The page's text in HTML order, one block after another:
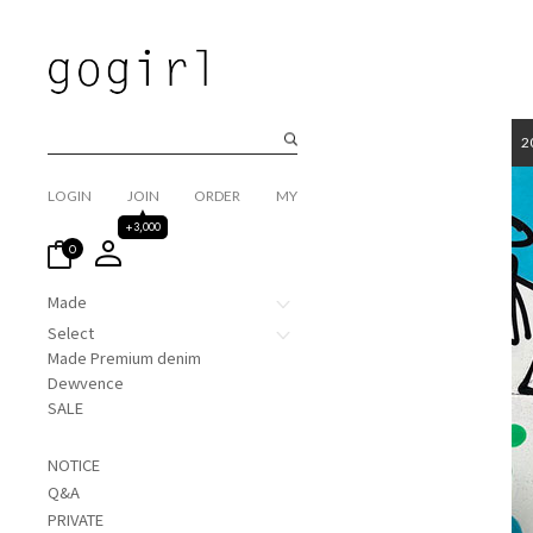
LOGIN
JOIN
+3,000
ORDER MY
0
Made
Select
Made Premium denim
Dewvence
SALE
NOTICE
Q&A
PRIVATE